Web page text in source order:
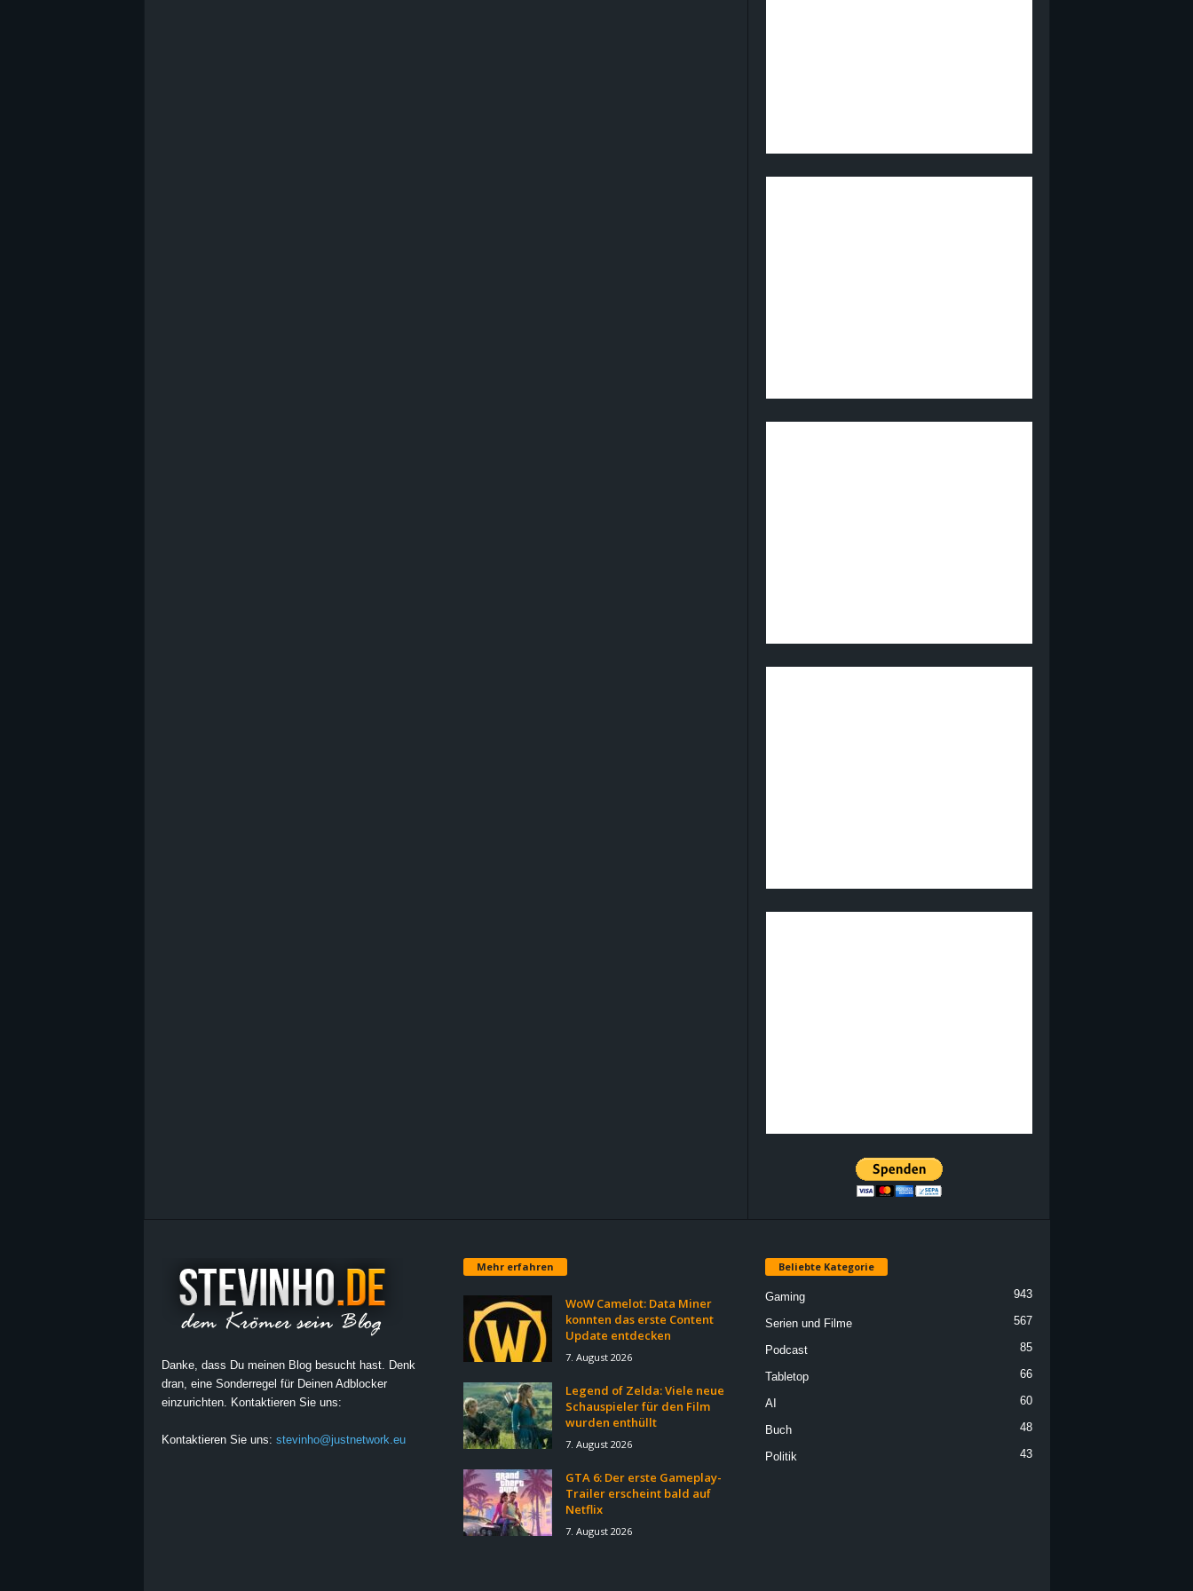
Danke, dass Du meinen Blog besucht hast. Denk
dran, eine Sonderregel für Deinen Adblocker
einzurichten. Kontaktieren Sie uns:
Kontaktieren Sie uns: stevinho@justnetwork.eu
Mehr erfahren
WoW Camelot: Data Miner
konnten das erste Content
Update entdecken
7. August 2026
Legend of Zelda: Viele neue
Schauspieler für den Film
wurden enthüllt
7. August 2026
GTA 6: Der erste Gameplay-
Trailer erscheint bald auf
Netflix
7. August 2026
Beliebte Kategorie
Gaming 943
Serien und Filme 567
Podcast 85
Tabletop 66
AI 60
Buch 48
Politik 43